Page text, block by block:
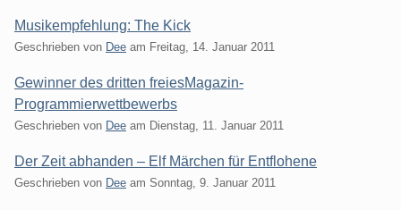
Musikempfehlung: The Kick
Geschrieben von Dee am Freitag, 14. Januar 2011
Gewinner des dritten freiesMagazin-
Programmierwettbewerbs
Geschrieben von Dee am Dienstag, 11. Januar 2011
Der Zeit abhanden – Elf Märchen für Entflohene
Geschrieben von Dee am Sonntag, 9. Januar 2011